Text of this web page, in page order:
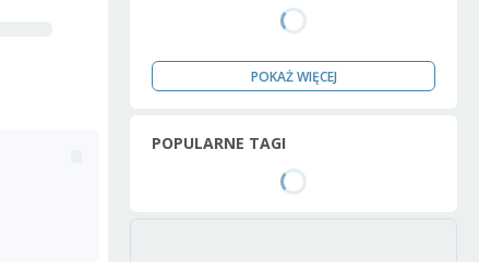
POKAŻ WIĘCEJ
POPULARNE TAGI